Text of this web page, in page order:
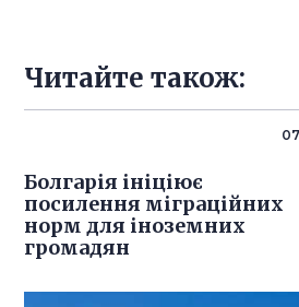
Читайте також:
Болгарія ініціює
посилення міграційних
норм для іноземних
громадян